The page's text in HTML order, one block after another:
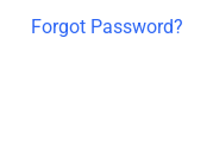
Forgot Password?